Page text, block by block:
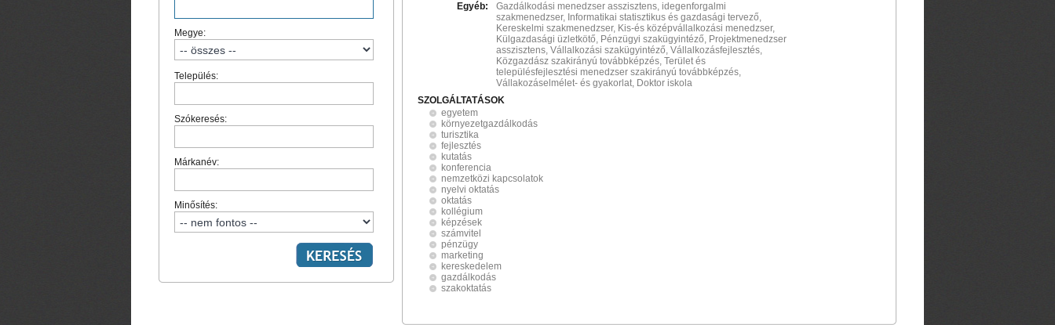
Megye:
Település:
Szókeresés:
Márkanév:
Minősítés:
Egyéb:
Gazdálkodási menedzser asszisztens, idegenforgalmi
szakmenedzser, Informatikai statisztikus és gazdasági tervező,
Kereskelmi szakmenedzser, Kis-és középvállalkozási menedzser,
Külgazdasági üzletkötő, Pénzügyi szakügyintéző, Projektmenedzser
asszisztens, Vállalkozási szakügyintéző, Vállalkozásfejlesztés,
Közgazdász szakirányú továbbképzés, Terület és
településfejlesztési menedzser szakirányú továbbképzés,
Vállakozáselmélet- és gyakorlat, Doktor iskola
SZOLGÁLTATÁSOK
egyetem
környezetgazdálkodás
turisztika
fejlesztés
kutatás
konferencia
nemzetközi kapcsolatok
nyelvi oktatás
oktatás
kollégium
képzések
számvitel
pénzügy
marketing
kereskedelem
gazdálkodás
szakoktatás